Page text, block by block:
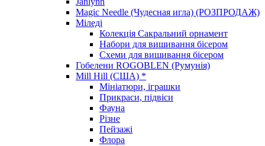
Magic Needle (Чудесная игла) (РОЗПРОДАЖ)
Міледі
Колекція Сакральний орнамент
Набори для вишивання бісером
Схеми для вишивання бісером
Гобелени ROGOBLEN (Румунія)
Mill Hill (США) *
Мініатюри, іграшки
Прикраси, підвіси
Фауна
Різне
Пейзажі
Флора